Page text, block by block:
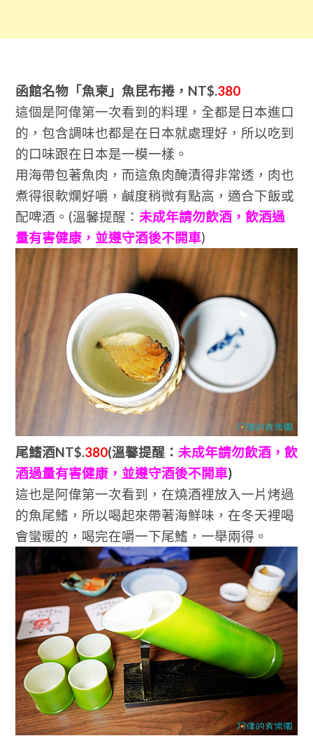
函館名物「魚柬」魚昆布捲， NT$.380
這個是阿偉第一次看到的料理，全都是日本進口
的，包含調味也都是在日本就處理好，所以吃到
的口味跟在日本是一模一樣。
用海帶包著魚肉，而這魚肉醃漬得非常透，肉也
煮得很軟爛好嚼，鹹度稍微有點高，適合下飯或
配啤酒。(溫馨提醒： 未成年請勿飲酒，飲酒過
量有害健康，並遵守酒後不開車)
尾鰭酒NT$.380(溫馨提醒： 未成年請勿飲酒，飲
酒過量有害健康，並遵守酒後不開車)
這也是阿偉第一次看到，在燒酒裡放入一片烤過
的魚尾鰭，所以喝起來帶著海鮮味，在冬天裡喝
會蠻暖的，喝完在嚼一下尾鰭，一舉兩得。